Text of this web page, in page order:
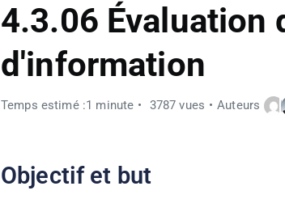
4.3.06 Évaluation
d'information
Temps estimé :1 minute 3787 vues Auteurs
Objectif et but